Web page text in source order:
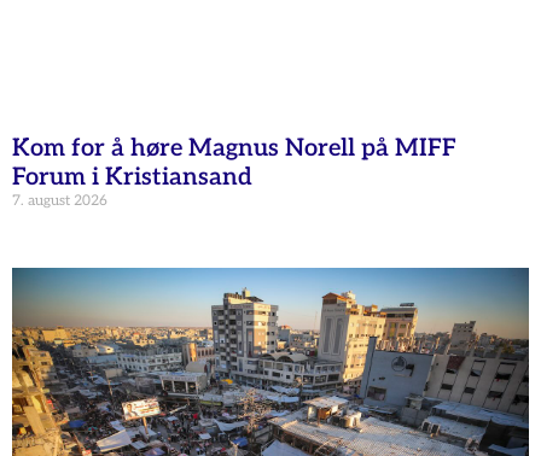
Kom for å høre Magnus Norell på MIFF
Forum i Kristiansand
7. august 2026